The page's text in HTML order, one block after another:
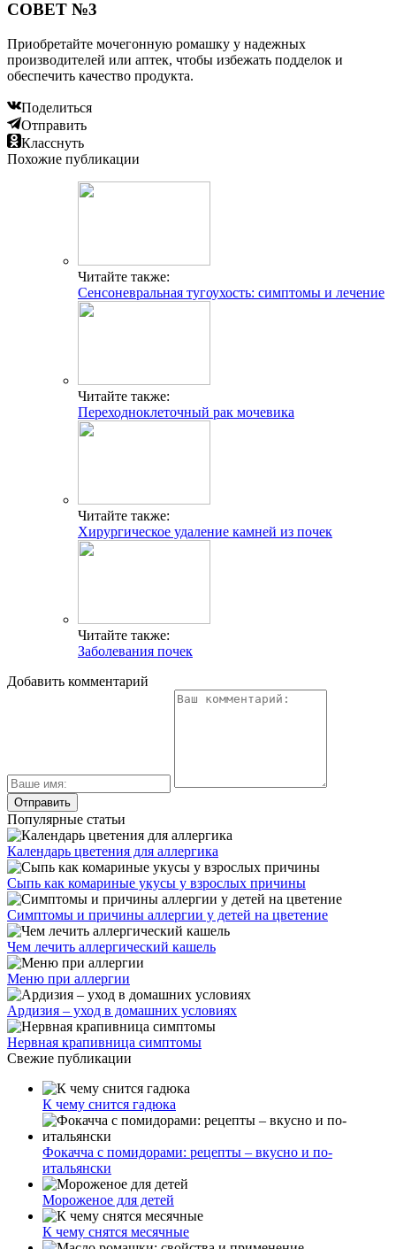
СОВЕТ №3
Приобретайте мочегонную ромашку у надежных
производителей или аптек, чтобы избежать подделок и
обеспечить качество продукта.
Поделиться
Отправить
Класснуть
Похожие публикации
Читайте также:
Сенсоневральная тугоухость: симптомы и лечение
Читайте также:
Переходноклеточный рак мочевика
Читайте также:
Хирургическое удаление камней из почек
Читайте также:
Заболевания почек
Добавить комментарий
Популярные статьи
Календарь цветения для аллергика
Сыпь как комариные укусы у взрослых причины
Симптомы и причины аллергии у детей на цветение
Чем лечить аллергический кашель
Меню при аллергии
Ардизия – уход в домашних условиях
Нервная крапивница симптомы
Свежие публикации
К чему снится гадюка
Фокачча с помидорами: рецепты – вкусно и по-
итальянски
Мороженое для детей
К чему снятся месячные